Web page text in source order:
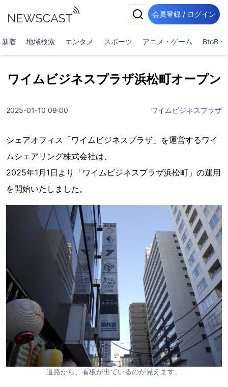
会員登録 / ログイン
新着 地域検索 エンタメ スポーツ アニメ・ゲーム BtoB・
ワイムビジネスプラザ浜松町オープン
2025-01-10 09:00 ワイムビジネスプラザ
シェアオフィス「ワイムビジネスプラザ」を運営するワイ
ムシェアリング株式会社は、
2025年1月1日より「ワイムビジネスプラザ浜松町」の運用
を開始いたしました。
道路から、看板が出ているのが見えます。